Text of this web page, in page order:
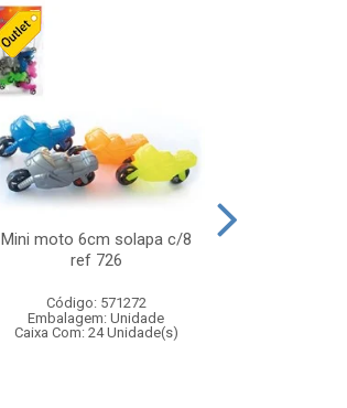
Mini moto 6cm solapa c/8
ref 726
Código: 571272
Embalagem: Unidade
Caixa Com: 24 Unidade(s)